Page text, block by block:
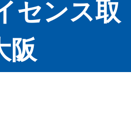
センス取
阪